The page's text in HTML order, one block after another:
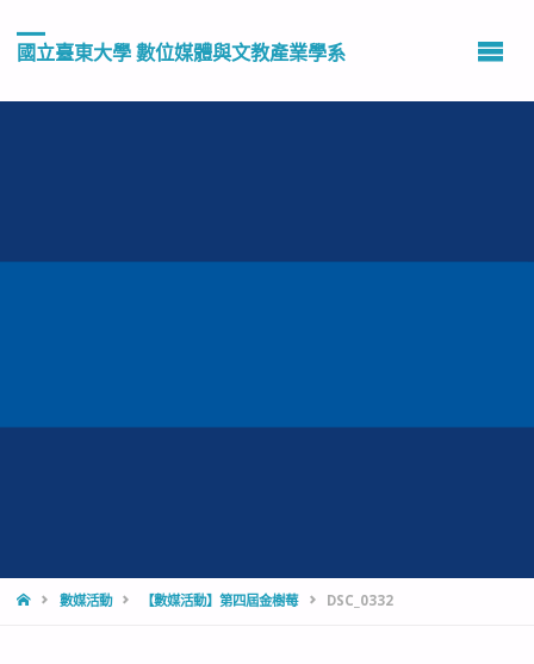
國立臺東大學 數位媒體與文教產業學系
HOME數媒活動 【數媒活動】第四屆金樹莓 DSC_0332